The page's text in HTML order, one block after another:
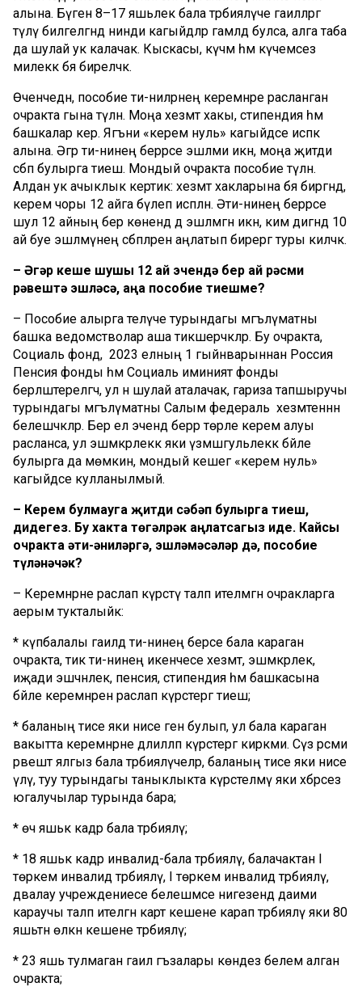
алына. Бүген 8–17 яшьлек бала тәрбияләүче гаиләләргә
түләү билгеләгәндә нинди кагыйдәләр гамәлдә булса, алга таба
да шулай ук калачак. Кыскасы, күчмә һәм күчемсез
милеккә бәя биреләчәк.
Өченчедән, пособие әти-әниләрнең керемнәре расланган
очракта гына түләнә. Моңа хезмәт хакы, стипендия һәм
башкалар керә. Ягъни «керем нуль» кагыйдәсе исәпкә
алына. Әгәр әти-әнинең берәрсе эшләми икән, моңа җитди
сәбәп булырга тиеш. Мондый очракта пособие түләнә.
Алдан ук ачыклык кертик: хезмәт хакларына бәя биргәндә,
керем чоры 12 айга бүлеп исәпләнә. Әти-әнинең берәрсе
шул 12 айның бер көнендә дә эшләмәгән икән, ким дигәндә 10
ай буе эшләмәүнең сәбәпләрен аңлатып бирергә туры киләчәк.
– Әгәр кеше шушы 12 ай эчендә бер ай рәсми
рәвештә эшләсә, аңа пособие тиешме?
– Пособие алырга теләүче турындагы мәгълүматны
башка ведомстволар аша тикшерәчәкләр. Бу очракта,
Социаль фонд, ә 2023 елның 1 гыйнварыннан Россия
Пенсия фонды һәм Социаль иминият фонды
берләштерелгәч, ул әнә шулай аталачак, гариза тапшыручы
турындагы мәгълүматны Салым федераль хезмәтеннән
белешәчәкләр. Бер ел эчендә берәр төрле керем алуы
расланса, ул эшмәкәрлеккә яки үзмәшгульлеккә бәйле
булырга да мөмкин, мондый кешегә «керем нуль»
кагыйдәсе кулланылмый.
– Керем булмауга җитди сәбәп булырга тиеш,
дидегез. Бу хакта төгәлрәк аңлатсагыз иде. Кайсы
очракта әти-әниләргә, эшләмәсәләр дә, пособие
түләнәчәк?
– Керемнәрне раслап күрсәтү таләп ителмәгән очракларга
аерым тукталыйк:
* күпбалалы гаиләдә әти-әнинең берсе бала караган
очракта, тик әти-әнинең икенчесе хезмәт, эшмәкәрлек,
иҗади эшчәнлек, пенсия, стипендия һәм башкасына
бәйле керемнәрен раслап күрсәтергә тиеш;
* баланың әтисе яки әнисе генә булып, ул бала караган
вакытта керемнәрне дәлилләп күрсәтергә кирәкми. Сүз рәсми
рәвештә ялгыз бала тәрбияләүчеләр, баланың әтисе яки әнисе
үлү, туу турындагы таныклыкта күрсәтелмәү яки хәбәрсез
югалучылар турында бара;
* өч яшькә кадәр бала тәрбияләү;
* 18 яшькә кадәр инвалид-бала тәрбияләү, балачактан I
төркем инвалид тәрбияләү, I төркем инвалид тәрбияләү,
дәвалау учреждениесе белешмәсе нигезендә даими
караучы таләп ителгән карт кешене карап тәрбияләү яки 80
яшьтән өлкән кешене тәрбияләү;
* 23 яшь тулмаган гаилә әгъзалары көндез белем алган
очракта;